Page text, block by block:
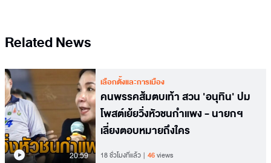
Related News
20.59
เลือกตั้งและการเมือง
คนพรรคส้มตบเท้า สวน 'อนุทิน' ปม
โพสต์เย้ยวิ่งหัวชนกำแพง - นายกฯ
เลี่ยงตอบหมายถึงใคร
18 ชั่วโมงที่แล้ว 46views